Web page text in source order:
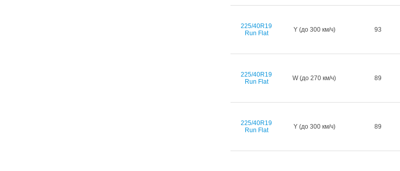
225/40R19
Run Flat
Y (до 300 км/ч) 93
225/40R19
Run Flat
W (до 270 км/ч) 89
225/40R19
Run Flat
Y (до 300 км/ч) 89